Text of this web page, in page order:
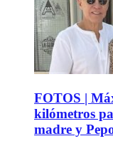
FOTOS |
kilómetros
madre y